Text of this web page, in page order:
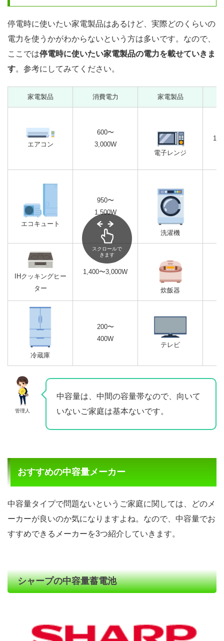
停電時に使いたい家電製品はあるけど、実際どのくらいの
電力を使うかがわからないという方は多いです。なので、
ここでは停電時に使いたい家電製品の電力を載せていきま
す。参考にしてみてください。
家電製品 消費電力 家電製品
エアコン
600〜
3,000W
電子レンジ
エコキュート
950〜
1,500W
洗濯機
IHクッキングヒー
ター
1,400〜3,000W
炊飯器
冷蔵庫
200〜
400W
テレビ
スクロールで
きます
管理人
中容量は、中間の容量帯なので、向いて
いないご家庭は基本ないです。
おすすめの中容量メーカー
中容量タイプで問題ないというご家庭に関しては、どのメ
ーカーが良いのか気になりますよね。なので、中容量でお
すすめできるメーカーを3つ紹介していきます。
シャープの中容量蓄電池